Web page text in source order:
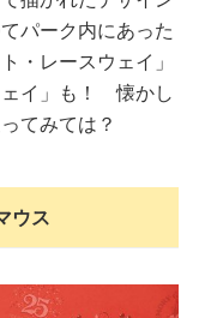
パーク内にあった
・レースウェイ」
ェイ」も！ 懐かし
てみては？
ウス